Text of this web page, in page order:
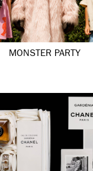
MONSTER PARTY